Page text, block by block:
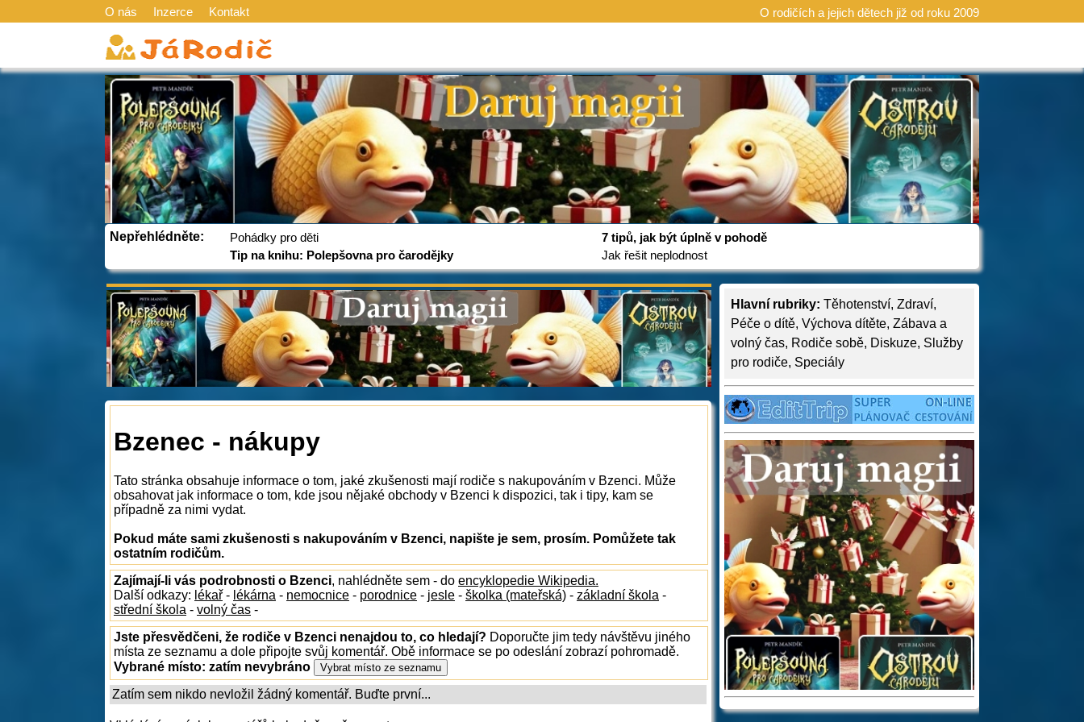
O nás Inzerce Kontakt O rodičích a jejich dětech již od roku 2009
Nepřehlédněte:
Pohádky pro děti
Tip na knihu: Polepšovna pro čarodějky
7 tipů, jak být úplně v pohodě
Jak řešit neplodnost
Hlavní rubriky: Těhotenství, Zdraví,
Péče o dítě, Výchova dítěte, Zábava a
volný čas, Rodiče sobě, Diskuze, Služby
pro rodiče, Speciály
Bzenec - nákupy
Tato stránka obsahuje informace o tom, jaké zkušenosti mají rodiče s nakupováním v Bzenci. Může
obsahovat jak informace o tom, kde jsou nějaké obchody v Bzenci k dispozici, tak i tipy, kam se
případně za nimi vydat.
Pokud máte sami zkušenosti s nakupováním v Bzenci, napište je sem, prosím. Pomůžete tak
ostatním rodičům.
Zajímají-li vás podrobnosti o Bzenci, nahlédněte sem - do encyklopedie Wikipedia.
Další odkazy: lékař - lékárna - nemocnice - porodnice - jesle - školka (mateřská) - základní škola -
střední škola - volný čas -
Jste přesvědčeni, že rodiče v Bzenci nenajdou to, co hledají? Doporučte jim tedy návštěvu jiného
místa ze seznamu a dole připojte svůj komentář. Obě informace se po odeslání zobrazí pohromadě.
Vybrané místo: zatím nevybráno
Zatím sem nikdo nevložil žádný komentář. Buďte první...